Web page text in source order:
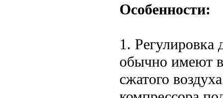
Особенности:
1.
обычно имеют
сжатого